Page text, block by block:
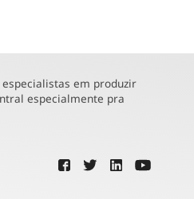
em produzir
especialmente pra